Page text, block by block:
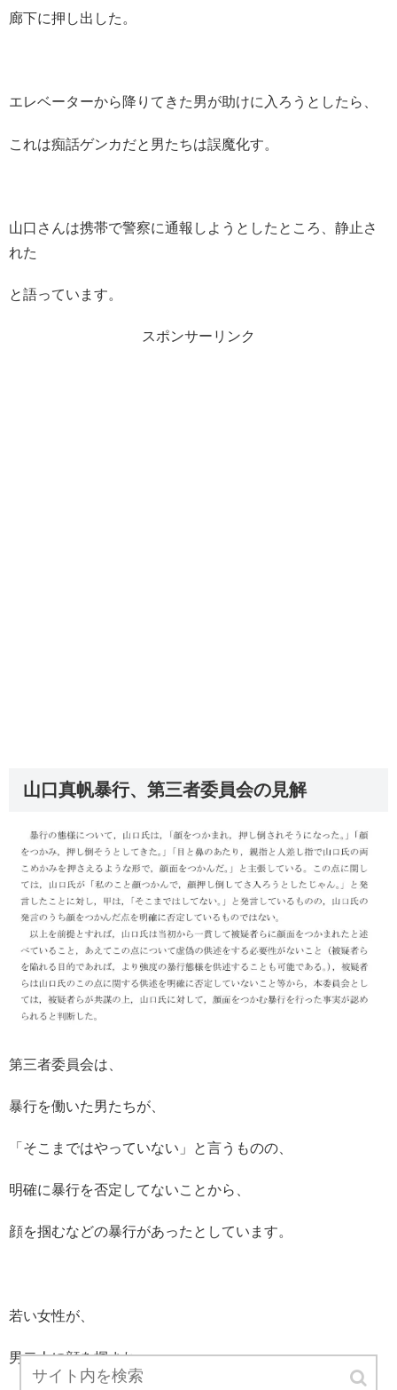
廊下に押し出した。
エレベーターから降りてきた男が助けに入ろうとしたら、
これは痴話ゲンカだと男たちは誤魔化す。
山口さんは携帯で警察に通報しようとしたところ、静止さ
れた
と語っています。
スポンサーリンク
山口真帆暴行、第三者委員会の見解
第三者委員会は、
暴行を働いた男たちが、
「そこまではやっていない」と言うものの、
明確に暴行を否定してないことから、
顔を掴むなどの暴行があったとしています。
若い女性が、
男二人に顔を掴まれ、